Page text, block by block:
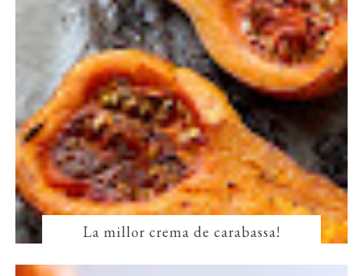
La millor crema de carabassa!